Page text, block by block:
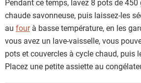
Pendant ce temps, lavez 8 pots de 450
chaude savonneuse, puis laissez-les
au fourà basse température, en les
vous avez un lave-vaisselle, vous
pots et couvercles à cycle chaud, puis
Placez une petite assiette au